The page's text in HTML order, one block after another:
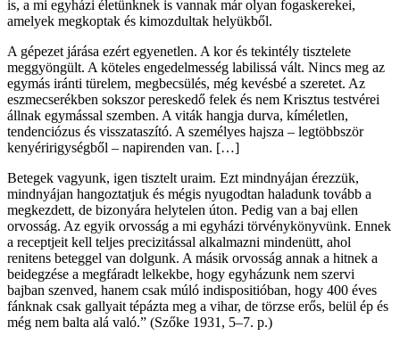
is, a mi egyházi életünknek is vannak már olyan fogaskerekei,
amelyek megkoptak és kimozdultak helyükből.
A gépezet járása ezért egyenetlen. A kor és tekintély tisztelete
meggyöngült. A köteles engedelmesség labilissá vált. Nincs meg az
egymás iránti türelem, megbecsülés, még kevésbé a szeretet. Az
eszmecserékben sokszor pereskedő felek és nem Krisztus testvérei
állnak egymással szemben. A viták hangja durva, kíméletlen,
tendenciózus és visszataszító. A személyes hajsza – legtöbbször
kenyéririgységből – napirenden van. […]
Betegek vagyunk, igen tisztelt uraim. Ezt mindnyájan érezzük,
mindnyájan hangoztatjuk és mégis nyugodtan haladunk tovább a
megkezdett, de bizonyára helytelen úton. Pedig van a baj ellen
orvosság. Az egyik orvosság a mi egyházi törvénykönyvünk. Ennek
a receptjeit kell teljes precizitással alkalmazni mindenütt, ahol
renitens beteggel van dolgunk. A másik orvosság annak a hitnek a
beidegzése a megfáradt lelkekbe, hogy egyházunk nem szervi
bajban szenved, hanem csak múló indispositióban, hogy 400 éves
fánknak csak gallyait tépázta meg a vihar, de törzse erős, belül ép és
még nem balta alá való.” (Szőke 1931, 5–7. p.)